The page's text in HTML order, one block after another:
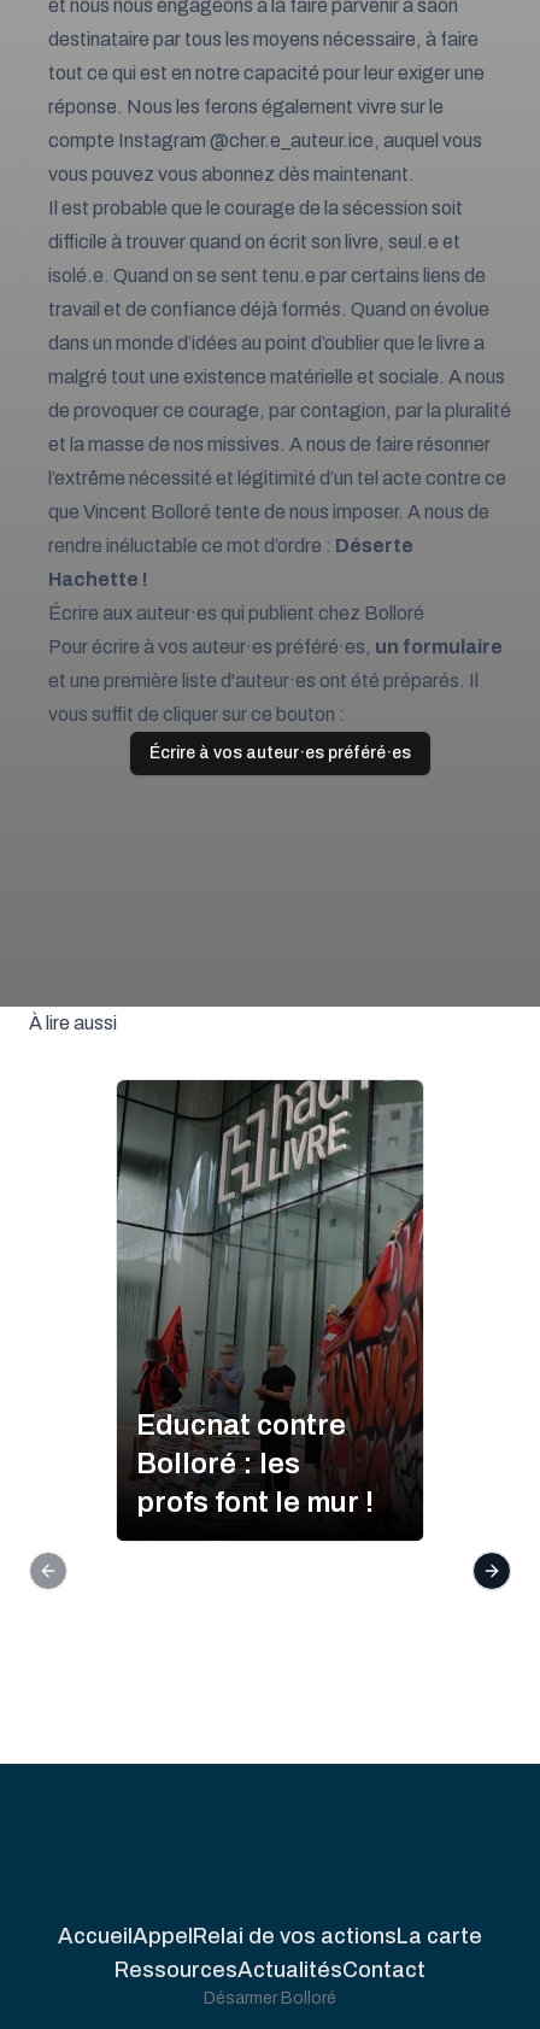
et nous nous engageons à la faire parvenir à saon
destinataire par tous les moyens nécessaire, à faire
tout ce qui est en notre capacité pour leur exiger une
réponse. Nous les ferons également vivre sur le
compte Instagram @cher.e_auteur.ice, auquel vous
vous pouvez vous abonnez dès maintenant.
Il est probable que le courage de la sécession soit
difficile à trouver quand on écrit son livre, seul.e et
isolé.e. Quand on se sent tenu.e par certains liens de
travail et de confiance déjà formés. Quand on évolue
dans un monde d’idées au point d’oublier que le livre a
malgré tout une existence matérielle et sociale. A nous
de provoquer ce courage, par contagion, par la pluralité
et la masse de nos missives. A nous de faire résonner
l’extrême nécessité et légitimité d’un tel acte contre ce
que Vincent Bolloré tente de nous imposer. A nous de
rendre inéluctable ce mot d’ordre : Déserte
Hachette !
Écrire aux auteur·es qui publient chez Bolloré
Pour écrire à vos auteur·es préféré·es, un formulaire
et une première liste d'auteur·es ont été préparés. Il
vous suffit de cliquer sur ce bouton :
Écrire à vos auteur·es préféré·es
À lire aussi
Educnat contre
Bolloré : les
profs font le mur !
Previous slide Next
Accueil Appel Relai de vos actions La carte
RessourcesActualitésContact
Désarmer Bolloré